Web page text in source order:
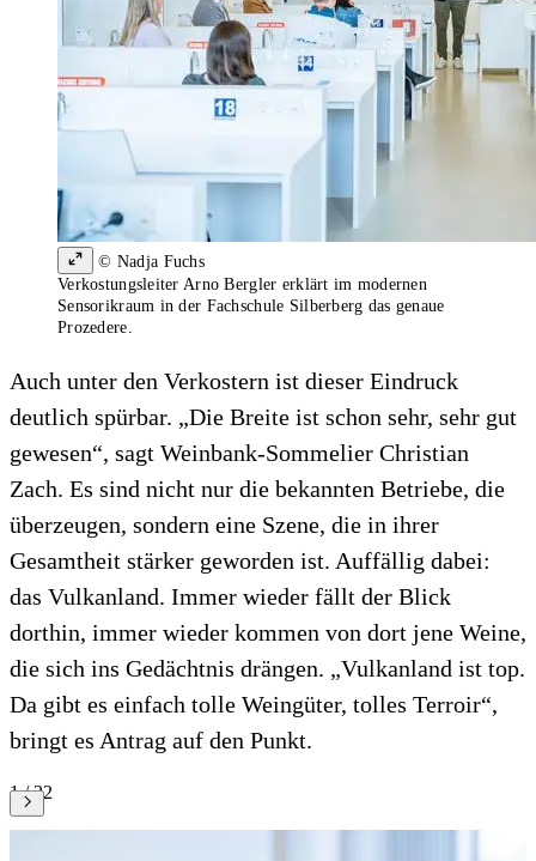
© Nadja Fuchs
Verkostungsleiter Arno Bergler erklärt im modernen
Sensorikraum in der Fachschule Silberberg das genaue
Prozedere.
Auch unter den Verkostern ist dieser Eindruck
deutlich spürbar. „Die Breite ist schon sehr, sehr gut
gewesen“, sagt Weinbank-Sommelier Christian
Zach. Es sind nicht nur die bekannten Betriebe, die
überzeugen, sondern eine Szene, die in ihrer
Gesamtheit stärker geworden ist. Auffällig dabei:
das Vulkanland. Immer wieder fällt der Blick
dorthin, immer wieder kommen von dort jene Weine,
die sich ins Gedächtnis drängen. „Vulkanland ist top.
Da gibt es einfach tolle Weingüter, tolles Terroir“,
bringt es Antrag auf den Punkt.
1 / 22